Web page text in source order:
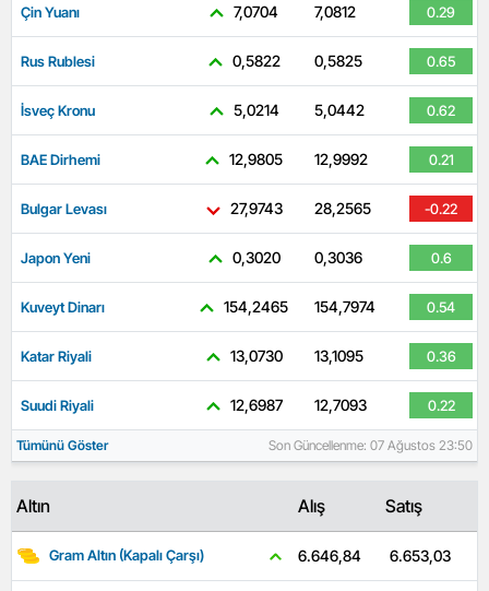
Çin Yuanı 7,0704 7,0812 0.29
Rus Rublesi 0,5822 0,5825 0.65
İsveç Kronu 5,0214 5,0442 0.62
BAE Dirhemi 12,9805 12,9992 0.21
Bulgar Levası 27,9743 28,2565 -0.22
Japon Yeni 0,3020 0,3036 0.6
Kuveyt Dinarı 154,2465 154,7974 0.54
Katar Riyali 13,0730 13,1095 0.36
Suudi Riyali 12,6987 12,7093 0.22
Tümünü Göster Son Güncellenme: 07 Ağustos 23:50
Altın Alış Satış
Gram Altın (Kapalı Çarşı) 6.646,84 6.653,03